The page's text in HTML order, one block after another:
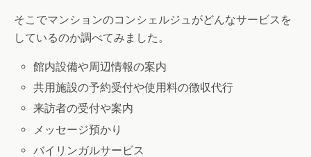
そこでマンションのコンシェルジュがどんなサービスを
しているのか調べてみました。
館内設備や周辺情報の案内
共用施設の予約受付や使用料の徴収代行
来訪者の受付や案内
メッセージ預かり
バイリンガルサービス